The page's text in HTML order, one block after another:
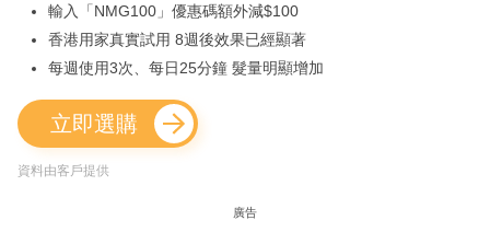
輸入「NMG100」優惠碼額外減$100
香港用家真實試用 8週後效果已經顯著
每週使用3次、每日25分鐘 髮量明顯增加
立即選購
資料由客戶提供
廣告